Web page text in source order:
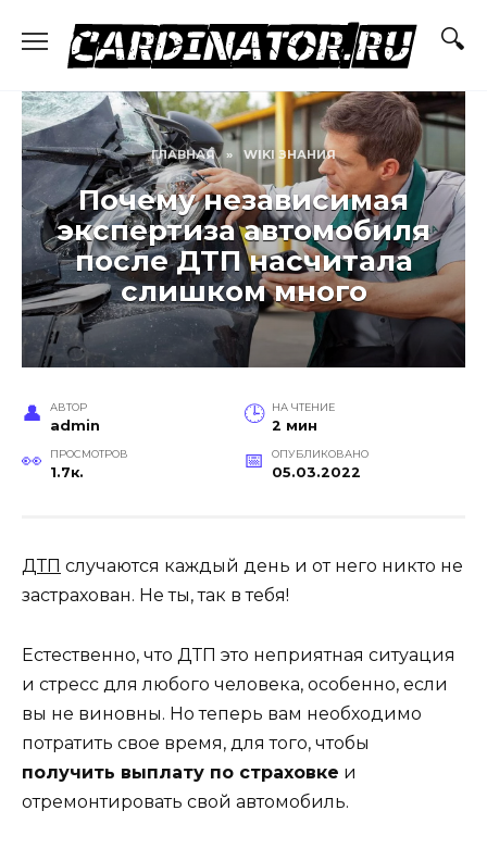
содержанию
ГЛАВНАЯ » WIKI ЗНАНИЯ
Почему независимая
экспертиза автомобиля
после ДТП насчитала
слишком много
АВТОР
admin
НА ЧТЕНИЕ
2 мин
ПРОСМОТРОВ
1.7к.
ОПУБЛИКОВАНО
05.03.2022
ДТП случаются каждый день и от него никто не
застрахован. Не ты, так в тебя!
Естественно, что ДТП это неприятная ситуация
и стресс для любого человека, особенно, если
вы не виновны. Но теперь вам необходимо
потратить свое время, для того, чтобы
получить выплату по страховке и
отремонтировать свой автомобиль.